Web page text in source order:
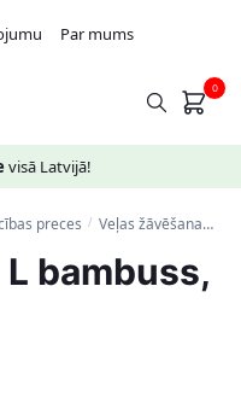
Par mums
0
visā Latvijā!
preces / Veļas žāvēšana
bambuss,